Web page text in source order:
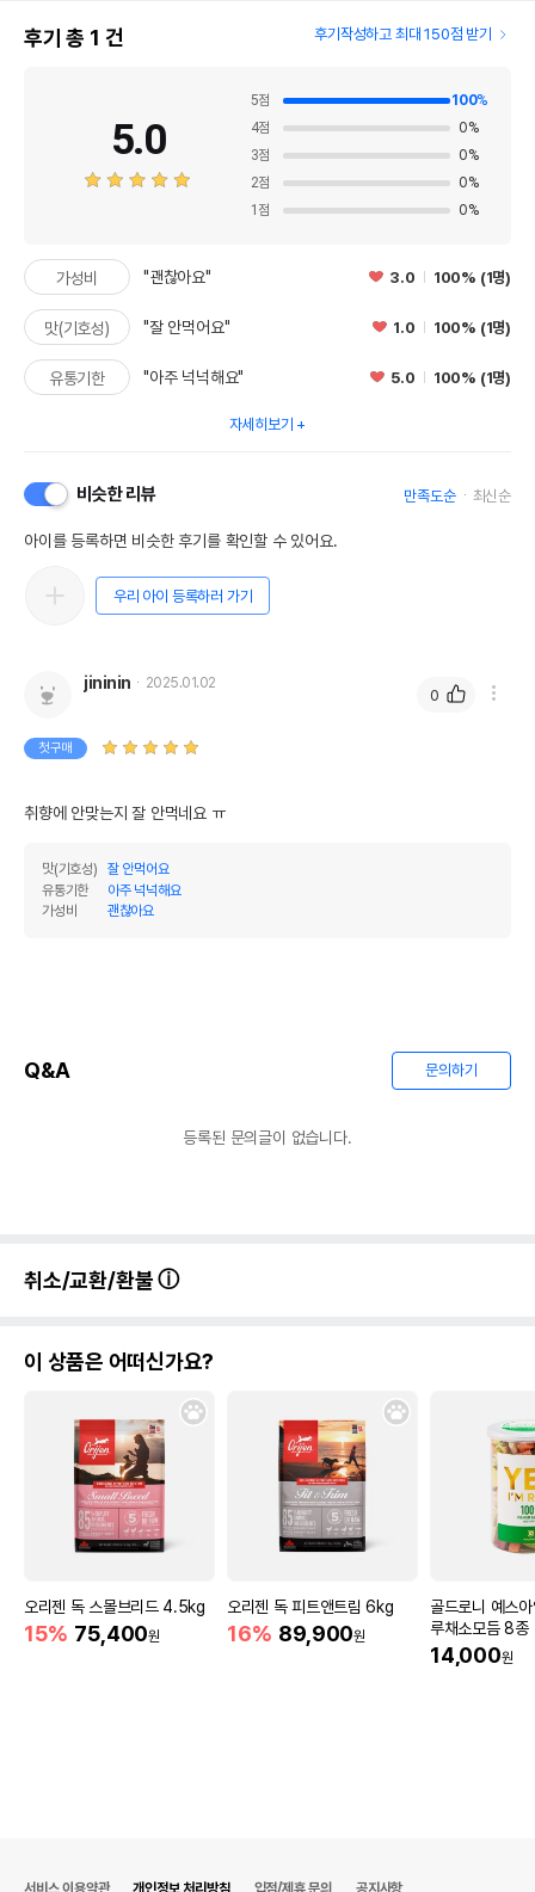
후기 총 1 건 후기작성하고 최대 150점 받기
5.0
5점 100%
4점 0%
3점 0%
2점 0%
1 점 0%
가성비 "괜찮아요" 3.0 100% (1명)
맛(기호성) "잘 안먹어요" 1.0 100% (1명)
유통기한 "아주 넉넉해요" 5.0 100% (1명)
자세히보기
비슷한 리뷰 만족도순 최신순
아이를 등록하면 비슷한 후기를 확인할 수 있어요.
우리 아이 등록하러 가기
jininin 2025.01.02
첫구매
취향에 안맞는지 잘 안먹네요 ㅠ
맛(기호성)
잘 안먹어요
유통기한
아주 넉넉해요
가성비
괜찮아요
0
Q&A 문의하기
등록된 문의글이 없습니다.
취소/교환/환불
이 상품은 어떠신가요?
오리젠 독 스몰브리드 4.5kg
15% 75,400원
오리젠 독 피트앤트림 6kg
16% 89,900원
골드로니 예스
루채소모듬 8종
14,000원
서비스 이용약관 개인정보 처리방침 입점/제휴 문의 공지사항